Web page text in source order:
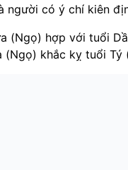
người có ý chí kiên
(Ngọ) hợp với tuổi
(Ngọ) khắc kỵ tuổi